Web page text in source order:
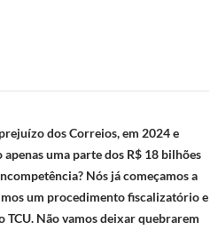
dos Correios, em 2024 e
uma parte dos R$ 18 bilhões
Nós já começamos a
um procedimento fiscalizatório e
Não vamos deixar quebrarem